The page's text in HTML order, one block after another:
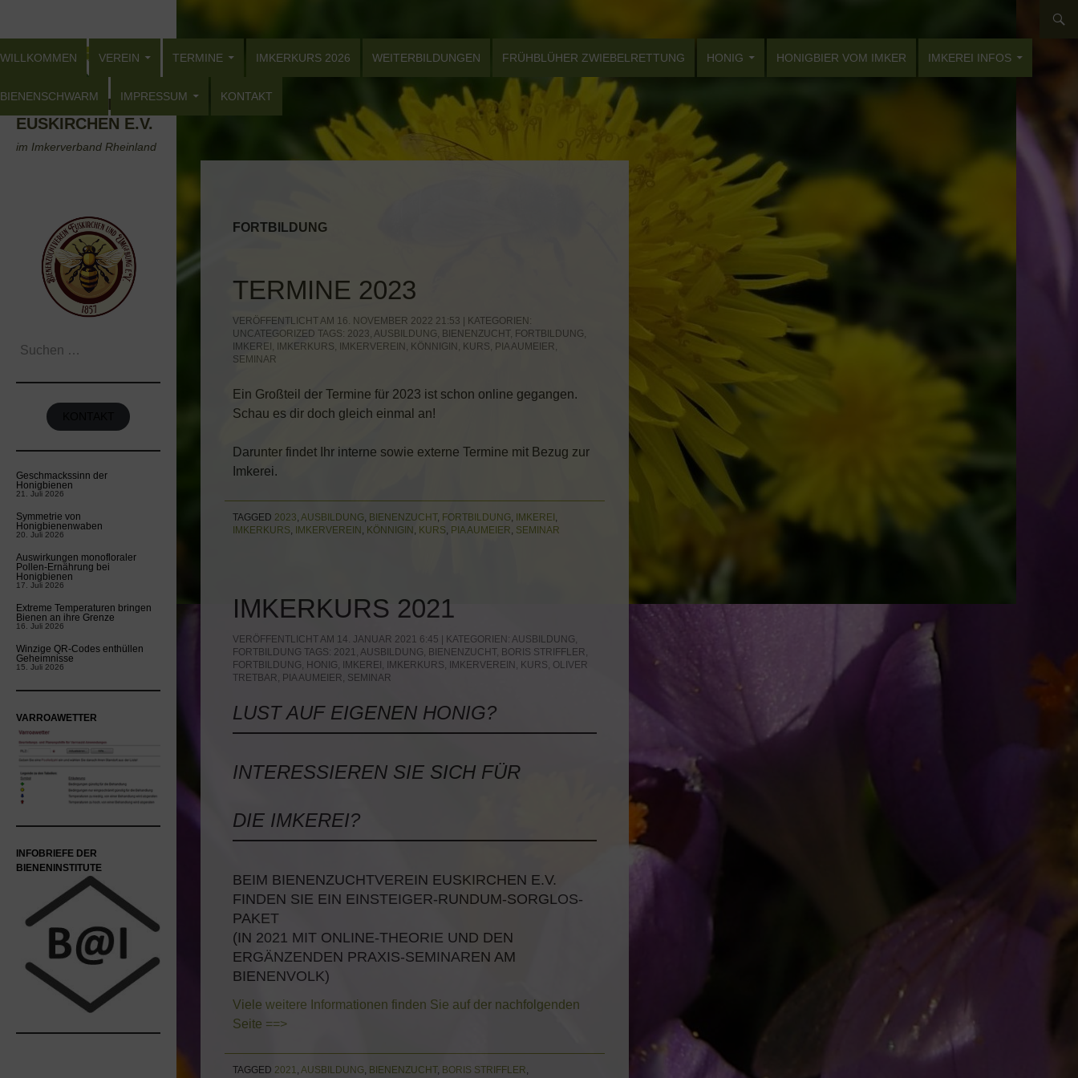
BIENENZUCHTVEREIN
EUSKIRCHEN E.V.
im Imkerverband Rheinland
ZUM INHALT SPRINGEN
WILLKOMMEN
VEREIN TERMINE IMKERKURS 2026 WEITERBILDUNGEN FRÜHBLÜHER ZWIEBELRETTUNG HONIG HONIGBIER VOM IMKER IMKEREI INFOS
BIENENSCHWARM IMPRESSUM KONTAKT
FORTBILDUNG
TERMINE 2023
VERÖFFENTLICHT AM 16. NOVEMBER 2022 21:53 | KATEGORIEN:
UNCATEGORIZED TAGS: 2023, AUSBILDUNG, BIENENZUCHT, FORTBILDUNG,
IMKEREI , IMKERKURS, IMKERVEREIN , KÖNNIGIN , KURS, PIA AUMEIER,
SEMINAR
Ein Großteil der Termine für 2023 ist schon online gegangen.
Schau es dir doch gleich einmal an!
Darunter findet Ihr interne sowie externe Termine mit Bezug zur
Imkerei.
TAGGED 2023, AUSBILDUNG, BIENENZUCHT, FORTBILDUNG, IMKEREI ,
IMKERKURS, IMKERVEREIN , KÖNNIGIN , KURS, PIA AUMEIER, SEMINAR
IMKERKURS 2021
VERÖFFENTLICHT AM 14. JANUAR 2021 6:45 | KATEGORIEN: AUSBILDUNG,
FORTBILDUNG TAGS: 2021, AUSBILDUNG, BIENENZUCHT, BORIS STRIFFLER,
FORTBILDUNG, HONIG, IMKEREI , IMKERKURS, IMKERVEREIN , KURS, OLIVER
TRETBAR, PIA AUMEIER, SEMINAR
LUST AUF EIGENEN HONIG?
INTERESSIEREN SIE SICH FÜR
DIE IMKEREI?
BEIM BIENENZUCHTVEREIN EUSKIRCHEN E.V.
FINDEN SIE EIN EINSTEIGER-RUNDUM-SORGLOS-
PAKET
(IN 2021 MIT ONLINE-THEORIE UND DEN
ERGÄNZENDEN PRAXIS-SEMINAREN AM
BIENENVOLK)
Viele weitere Informationen finden Sie auf der nachfolgenden
Seite ==>
TAGGED 2021, AUSBILDUNG, BIENENZUCHT, BORIS STRIFFLER,
Suchen
nach:
Geschmackssinn der
Honigbienen
21. Juli 2026
Symmetrie von
Honigbienenwaben
20. Juli 2026
Auswirkungen monofloraler
Pollen-Ernährung bei
Honigbienen
17. Juli 2026
Extreme Temperaturen bringen
Bienen an ihre Grenze
16. Juli 2026
Winzige QR-Codes enthüllen
Geheimnisse
15. Juli 2026
VARROAWETTER
INFOBRIEFE DER
BIENENINSTITUTE